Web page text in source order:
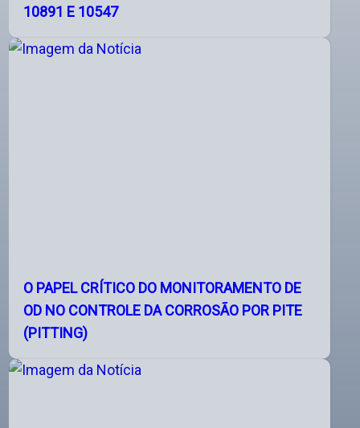
10891 E 10547
O PAPEL CRÍTICO DO MONITORAMENTO DE
OD NO CONTROLE DA CORROSÃO POR PITE
(PITTING)